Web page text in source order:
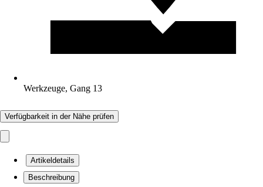
Werkzeuge, Gang 13
Verfügbarkeit in der Nähe prüfen
Artikeldetails
Beschreibung